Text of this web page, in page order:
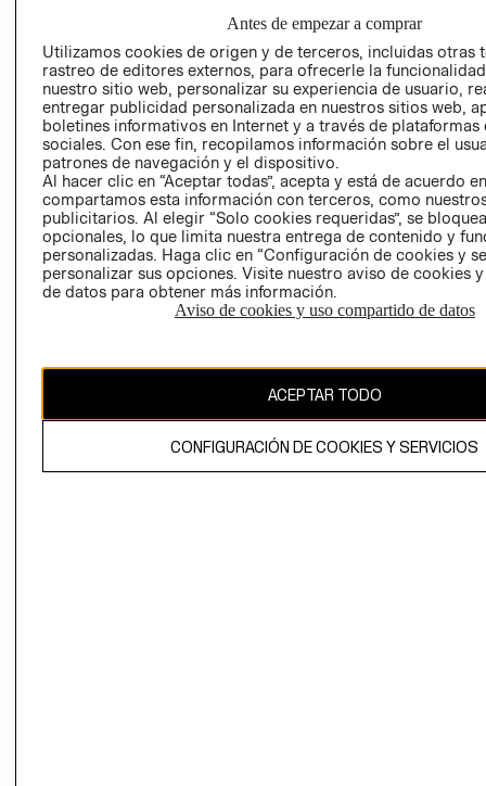
POLÍTICA
EMPRESARIAL
TÉRMINOS Y
CONDICIONES
AVISO DE
PRIVACIDAD
GIFT CARD
COOKIES
Antes de empezar a comprar
Utilizamos cookies de origen y de terceros, incluidas otras
rastreo de editores externos, para ofrecerle la
nuestro sitio web, personalizar su experiencia de usuario,
entregar publicidad personalizada en nuestros sitios web,
boletines informativos en Internet y a través de plataformas
sociales. Con ese fin, recopilamos información sobre el
patrones de navegación y el dispositivo.
Al hacer clic en “Aceptar todas”, acepta y está de acuerdo
compartamos esta información con terceros, como
publicitarios. Al elegir “Solo cookies requeridas”, se
opcionales, lo que limita nuestra entrega de contenido y
personalizadas. Haga clic en “Configuración de cookies y
personalizar sus opciones. Visite nuestro aviso de cookies
de datos para obtener más información.
Aviso de cookies y uso compartido de datos
ACEPTAR TODO
CONFIGURACIÓN DE COOKIES Y SERVICIOS